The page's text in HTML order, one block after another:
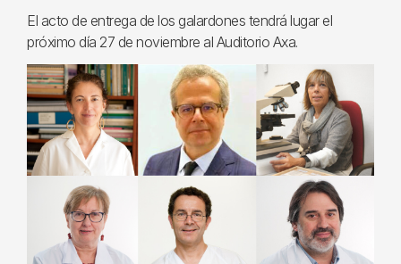
El acto de entrega de los galardones tendrá lugar el
próximo día 27 de noviembre al Auditorio Axa.